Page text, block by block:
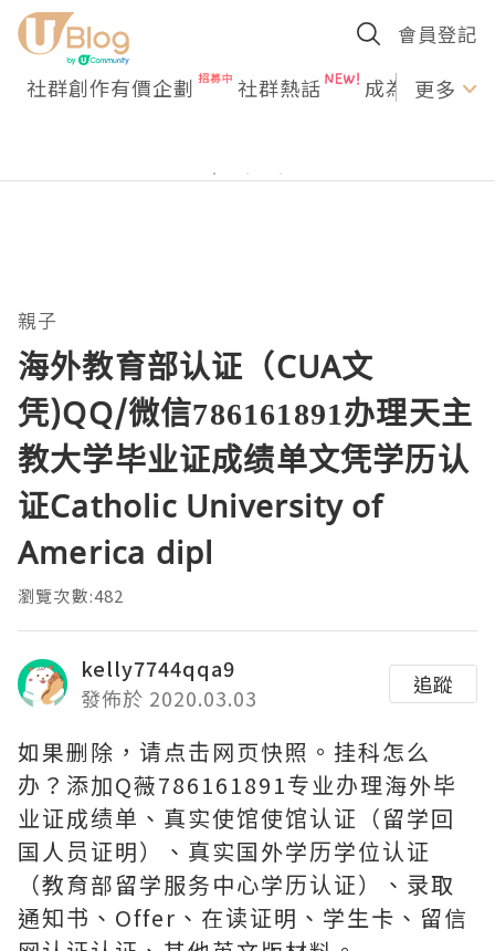
會員登記
社群創作有價企劃 社群熱話 成為U更多
親子
海外教育部认证（CUA文
凭)QQ/微信786161891办理天主
教大学毕业证成绩单文凭学历认
证Catholic University of
America dipl
瀏覽次數:482
kelly7744qqa9
發佈於 2020.03.03
追蹤
如果删除，请点击网页快照。挂科怎么
办？添加Q薇786161891专业办理海外毕
业证成绩单、真实使馆使馆认证（留学回
国人员证明）、真实国外学历学位认证
（教育部留学服务中心学历认证）、录取
通知书、Offer、在读证明、学生卡、留信